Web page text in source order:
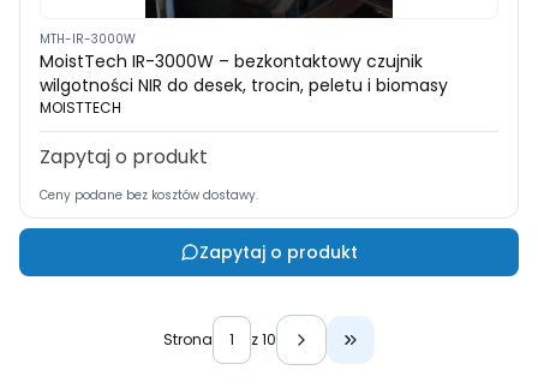
MTH-IR-3000W
MoistTech IR-3000W – bezkontaktowy czujnik
wilgotności NIR do desek, trocin, peletu i biomasy
MOISTTECH
Zapytaj o produkt
Ceny podane bez kosztów dostawy.
Zapytaj o produkt
Strona z 10 Przejdź do ostatniej